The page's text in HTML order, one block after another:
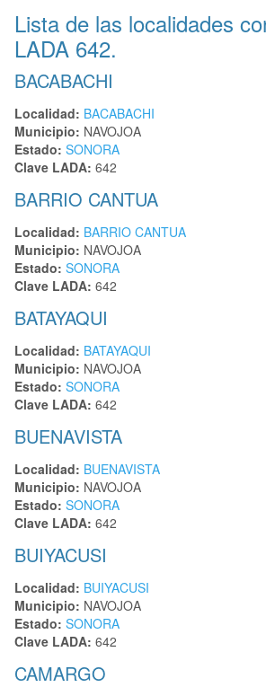
Lista de las localidades
LADA 642.
BACABACHI
Localidad: BACABACHI
Municipio: NAVOJOA
Estado: SONORA
Clave LADA: 642
BARRIO CANTUA
Localidad: BARRIO CANTUA
Municipio: NAVOJOA
Estado: SONORA
Clave LADA: 642
BATAYAQUI
Localidad: BATAYAQUI
Municipio: NAVOJOA
Estado: SONORA
Clave LADA: 642
BUENAVISTA
Localidad: BUENAVISTA
Municipio: NAVOJOA
Estado: SONORA
Clave LADA: 642
BUIYACUSI
Localidad: BUIYACUSI
Municipio: NAVOJOA
Estado: SONORA
Clave LADA: 642
CAMARGO